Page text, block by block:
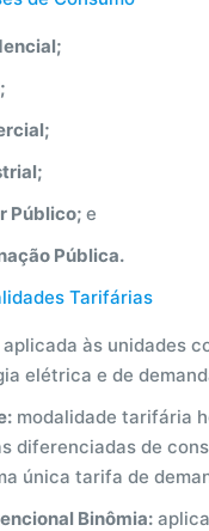
Público;e
Pública.
Tarifárias
aplicada às unidades
elétrica e de
modalidade tarifária
diferenciadas de
única tarifa de
Binômia: